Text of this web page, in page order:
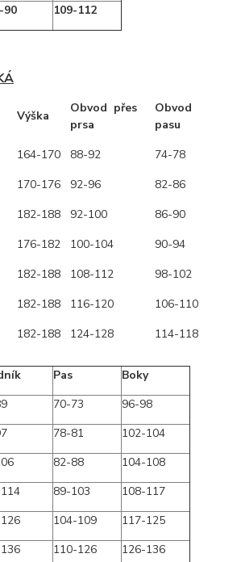
90 109-112
Výška
Obvod přes
prsa
Obvod
pasu
164-170 88-92
74-78
170-176 92-96
82-86
182-188 92-100
86-90
176-182 100-104
90-94
182-188 108-112
98-102
182-188 116-120
106-110
182-188 124-128 114-118
Pas
Boky
70-73
96-98
78-81
102-104
82-88
104-108
89-103
108-117
104-109
117-125
110-126 126-136